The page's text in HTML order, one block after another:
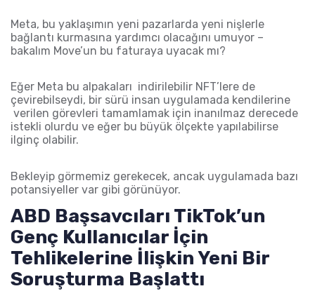
Meta, bu yaklaşımın yeni pazarlarda yeni nişlerle
bağlantı kurmasına yardımcı olacağını umuyor –
bakalım Move’un bu faturaya uyacak mı?
Eğer Meta bu alpakaları indirilebilir NFT’lere de
çevirebilseydi, bir sürü insan uygulamada kendilerine
verilen görevleri tamamlamak için inanılmaz derecede
istekli olurdu ve eğer bu büyük ölçekte yapılabilirse
ilginç olabilir.
Bekleyip görmemiz gerekecek, ancak uygulamada bazı
potansiyeller var gibi görünüyor.
ABD Başsavcıları TikTok’un
Genç Kullanıcılar İçin
Tehlikelerine İlişkin Yeni Bir
Soruşturma Başlattı